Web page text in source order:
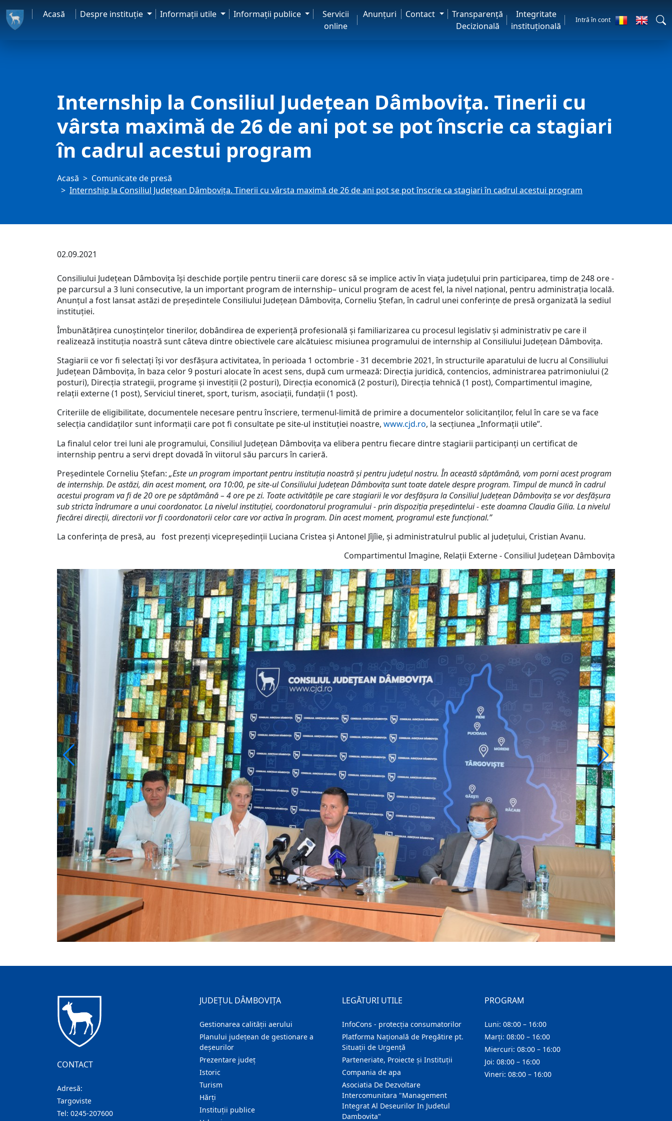
Acasă Despre instituţie Informaţii utile Informaţii publice
Servicii
online
Anunţuri Contact
Transparență
Decizională
Integritate
instituțională
Intră în cont
Internship la Consiliul Județean Dâmbovița. Tinerii cu
vârsta maximă de 26 de ani pot se pot înscrie ca stagiari
în cadrul acestui program
Acasă
Comunicate de presă
Internship la Consiliul Județean Dâmbovița. Tinerii cu vârsta maximă de 26 de ani pot se pot înscrie ca stagiari în cadrul acestui program
02.09.2021
Consiliului Județean Dâmbovița își deschide porțile pentru tinerii care doresc să se implice activ în viața județului prin participarea, timp de 248 ore -
pe parcursul a 3 luni consecutive, la un important program de internship– unicul program de acest fel, la nivel național, pentru administrația locală.
Anunțul a fost lansat astăzi de președintele Consiliului Județean Dâmbovița, Corneliu Ștefan, în cadrul unei conferințe de presă organizată la sediul
instituției.
Îmbunătățirea cunoștințelor tinerilor, dobândirea de experiență profesională și familiarizarea cu procesul legislativ și administrativ pe care il
realizează instituția noastră sunt câteva dintre obiectivele care alcătuiesc misiunea programului de internship al Consiliului Județean Dâmbovița.
Stagiarii ce vor fi selectați își vor desfășura activitatea, în perioada 1 octombrie - 31 decembrie 2021, în structurile aparatului de lucru al Consiliului
Județean Dâmbovița, în baza celor 9 posturi alocate în acest sens, după cum urmează: Direcția juridică, contencios, administrarea patrimoniului (2
posturi), Direcția strategii, programe și investiții (2 posturi), Direcția economică (2 posturi), Direcția tehnică (1 post), Compartimentul imagine,
relații externe (1 post), Serviciul tineret, sport, turism, asociații, fundații (1 post).
Criteriile de eligibilitate, documentele necesare pentru înscriere, termenul-limită de primire a documentelor solicitanților, felul în care se va face
selecția candidaților sunt informații care pot fi consultate pe site-ul instituției noastre, www.cjd.ro, la secțiunea „Informații utile”.
La finalul celor trei luni ale programului, Consiliul Județean Dâmbovița va elibera pentru fiecare dintre stagiarii participanți un certificat de
internship pentru a servi drept dovadă în viitorul său parcurs în carieră.
Președintele Corneliu Ștefan: „Este un program important pentru instituția noastră și pentru județul nostru. În această săptămână, vom porni acest program
de internship. De astăzi, din acest moment, ora 10:00, pe site-ul Consiliului Județean Dâmbovița sunt toate datele despre program. Timpul de muncă în cadrul
acestui program va fi de 20 ore pe săptămână – 4 ore pe zi. Toate activitățile pe care stagiarii le vor desfășura la Consiliul Județean Dâmbovița se vor desfășura
sub stricta îndrumare a unui coordonator. La nivelul instituției, coordonatorul programului - prin dispoziția președintelui - este doamna Claudia Gilia. La nivelul
fiecărei direcții, directorii vor fi coordonatorii celor care vor activa în program. Din acest moment, programul este funcțional.”
La conferința de presă, au fost prezenți vicepreședinții Luciana Cristea și Antonel Jîjîie, și administratulrul public al județului, Cristian Avanu.
Compartimentul Imagine, Relații Externe - Consiliul Județean Dâmbovița
CONTACT
Adresă:
Targoviste
Tel: 0245-207600
JUDEȚUL DÂMBOVIȚA
Gestionarea calității aerului
Planului județean de gestionare a
deșeurilor
Prezentare judeţ
Istoric
Turism
Hărţi
Instituţii publice
LEGĂTURI UTILE
InfoCons - protecția consumatorilor
Platforma Națională de Pregătire pt.
Situații de Urgență
Parteneriate, Proiecte și Instituții
Compania de apa
Asociatia De Dezvoltare
Intercomunitara "Management
Integrat Al Deseurilor In Judetul
Dambovita"
PROGRAM
Luni: 08:00 – 16:00
Marți: 08:00 – 16:00
Miercuri: 08:00 – 16:00
Joi: 08:00 – 16:00
Vineri: 08:00 – 16:00